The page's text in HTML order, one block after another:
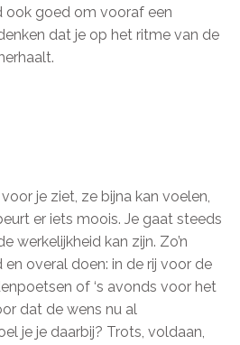
ook goed om vooraf een
dat je op het ritme van de
je ziet, ze bijna kan voelen,
er iets moois. Je gaat steeds
werkelijkheid kan zijn. Zo’n
en overal doen: in de rij voor de
of ‘s avonds voor het
dat de wens nu al
je je daarbij? Trots, voldaan,